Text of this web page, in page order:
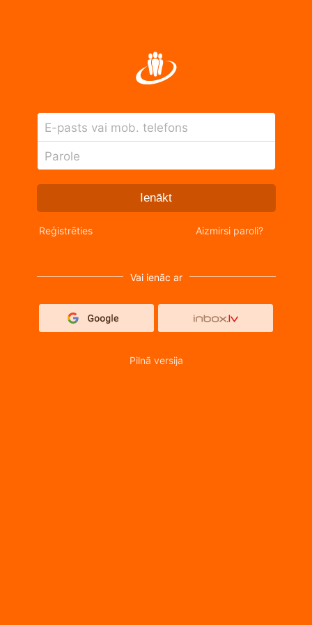
E-pasts vai mob. telefons
Parole
Ienākt
Reģistrēties Aizmirsi paroli?
Vai ienāc ar
Pilnā versija